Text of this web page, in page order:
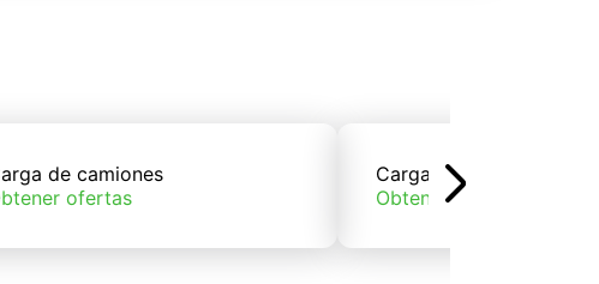
de camiones
ofertas
Carga de trenes
Obtener ofertas